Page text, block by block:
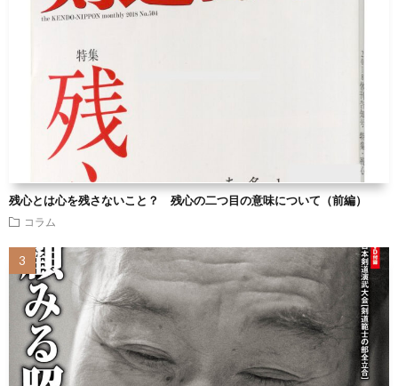
残心とは心を残さないこと？ 残心の二つ目の意味について（前編）
コラム